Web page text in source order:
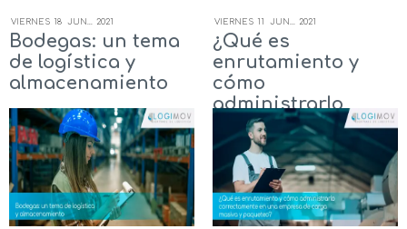
VIERNES 18 JUN... 2021
Bodegas: un tema
de logística y
almacenamiento
VIERNES 11 JUN... 2021
¿Qué es
enrutamiento y
cómo
administrarlo
correctamente en
una empresa de
carga masiva y
paqueteo?